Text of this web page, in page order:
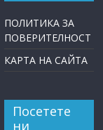
ПОЛИТИКА ЗА
ПОВЕРИТЕЛНОСТ
КАРТА НА САЙТА
Посетете
ни